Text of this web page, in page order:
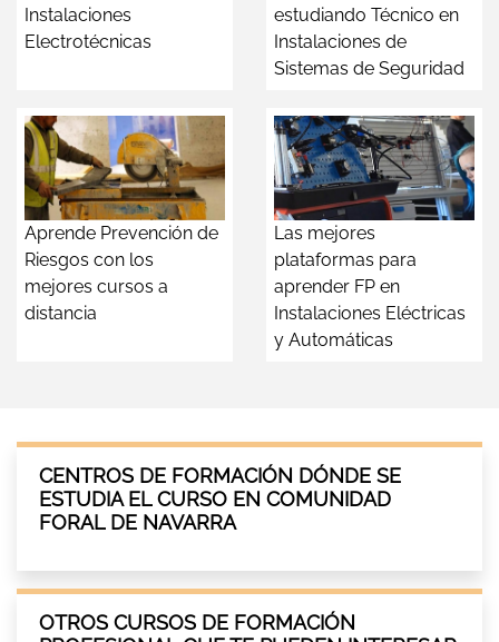
Instalaciones
Electrotécnicas
estudiando Técnico en
Instalaciones de
Sistemas de Seguridad
Aprende Prevención de
Riesgos con los
mejores cursos a
distancia
Las mejores
plataformas para
aprender FP en
Instalaciones Eléctricas
y Automáticas
CENTROS DE FORMACIÓN DÓNDE SE
ESTUDIA EL CURSO EN COMUNIDAD
FORAL DE NAVARRA
OTROS CURSOS DE FORMACIÓN